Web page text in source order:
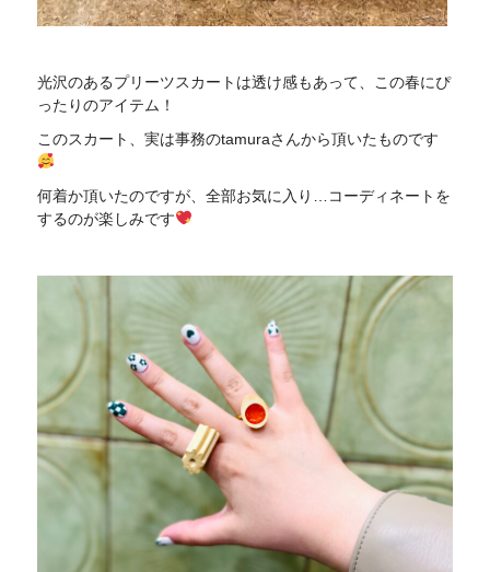
光沢のあるプリーツスカートは透け感もあって、この春にぴ
ったりのアイテム！
このスカート、実は事務のtamuraさんから頂いたものです
何着か頂いたのですが、全部お気に入り…コーディネートを
するのが楽しみです